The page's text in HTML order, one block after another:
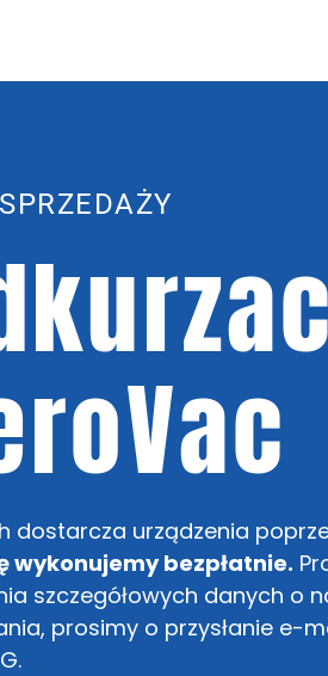
dostarcza urządzenia
wykonujemy bezpłatnie.
szczegółowych danych o
prosimy o przysłanie e-